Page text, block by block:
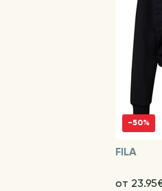
-50%
FILA
от